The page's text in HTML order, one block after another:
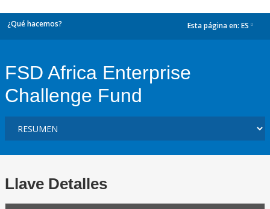
¿Qué hacemos? Esta página en: ES
FSD Africa Enterprise
Challenge Fund
Llave Detalles